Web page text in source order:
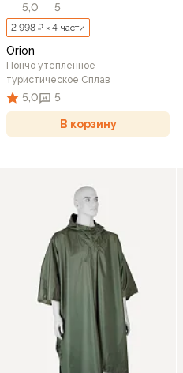
5,0 5
2 998 ₽ × 4 части
Orion
Пончо утепленное
туристическое Сплав
5,0 5
В корзину